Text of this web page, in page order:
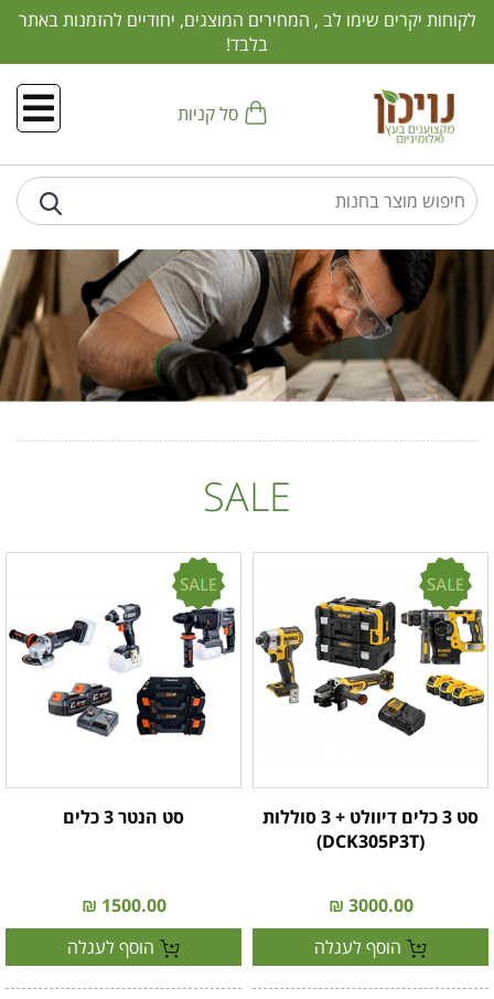
לקוחות יקרים שימו לב , המחירים המוצגים, יחודיים להזמנות באתר
בלבד!
סל קניות
SALE
סט 3 כלים דיוולט + 3 סוללות
(DCK305P3T)
3000.00 ₪
הוסף לעגלה
סט הנטר 3 כלים
1500.00 ₪
הוסף לעגלה